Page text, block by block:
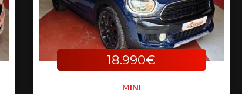
18.990€
MINI